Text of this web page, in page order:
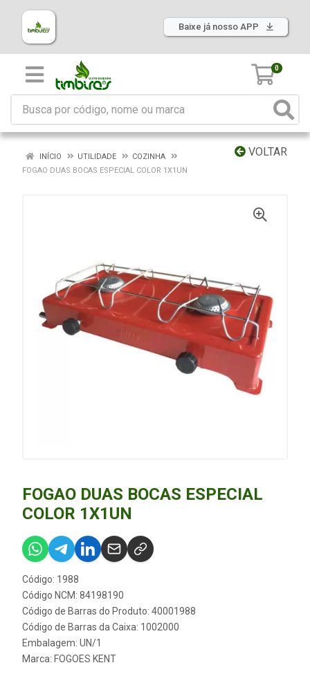
Baixe já nosso APP
0
VOLTAR
INÍCIO UTILIDADE
COZINHA
FOGAO DUAS BOCAS ESPECIAL COLOR 1X1UN
FOGAO DUAS BOCAS ESPECIAL
COLOR 1X1UN
Código: 1988
Código NCM: 84198190
Código de Barras do Produto: 40001988
Código de Barras da Caixa: 1002000
Embalagem: UN/1
Marca: FOGOES KENT